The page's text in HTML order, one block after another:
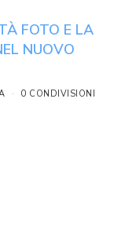
FOTO E LA
NUOVO
0 CONDIVISIONI